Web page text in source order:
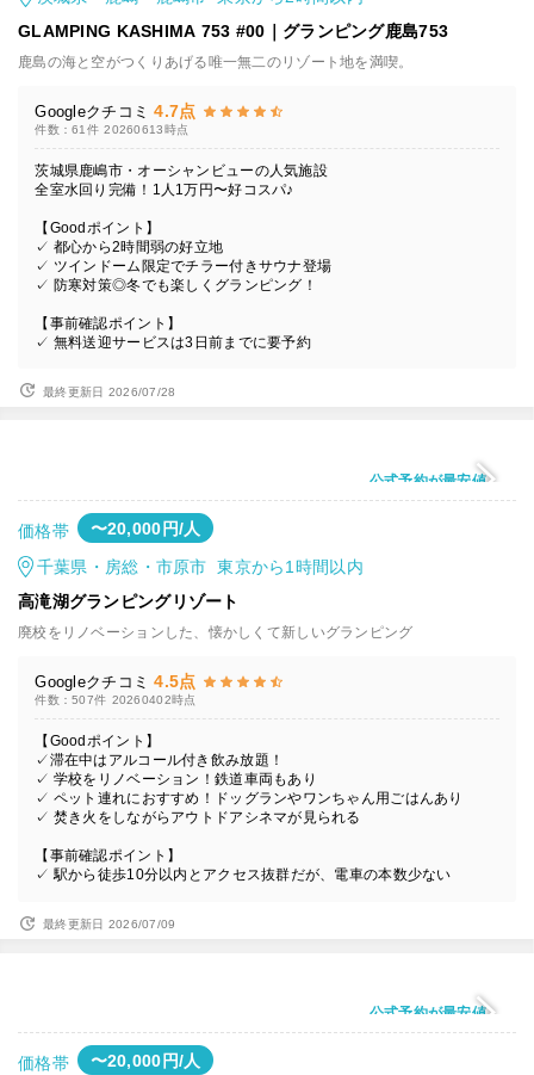
GLAMPING KASHIMA 753 #00｜グランピング鹿島753
鹿島の海と空がつくりあげる唯一無二のリゾート地を満喫。
Googleクチコミ 4.7点
件数：61件 20260613時点
茨城県鹿嶋市・オーシャンビューの人気施設
全室水回り完備！1人1万円〜好コスパ♪
【Goodポイント】
✓ 都心から2時間弱の好立地
✓ ツインドーム限定でチラー付きサウナ登場
✓ 防寒対策◎冬でも楽しくグランピング！
【事前確認ポイント】
✓ 無料送迎サービスは3日前までに要予約
最終更新日 2026/07/28
公式予約が最安値
価格帯 〜20,000円/人
千葉県・房総・市原市 東京から1時間以内
高滝湖グランピングリゾート
廃校をリノベーションした、懐かしくて新しいグランピング
Googleクチコミ 4.5点
件数：507件 20260402時点
【Goodポイント】
✓滞在中はアルコール付き飲み放題！
✓ 学校をリノベーション！鉄道車両もあり
✓ ペット連れにおすすめ！ドッグランやワンちゃん用ごはんあり
✓ 焚き火をしながらアウトドアシネマが見られる
【事前確認ポイント】
✓ 駅から徒歩10分以内とアクセス抜群だが、電車の本数少ない
最終更新日 2026/07/09
公式予約が最安値
価格帯 〜20,000円/人